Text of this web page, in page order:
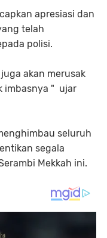
apresiasi dan
telah
polisi.
akan merusak
imbasnya " ujar
seluruh
segala
Mekkah ini.